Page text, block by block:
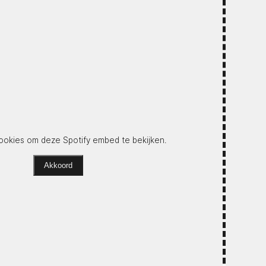
om deze Spotify embed te bekijken.
Akkoord